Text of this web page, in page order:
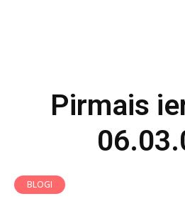
Pirmais
BLOGI